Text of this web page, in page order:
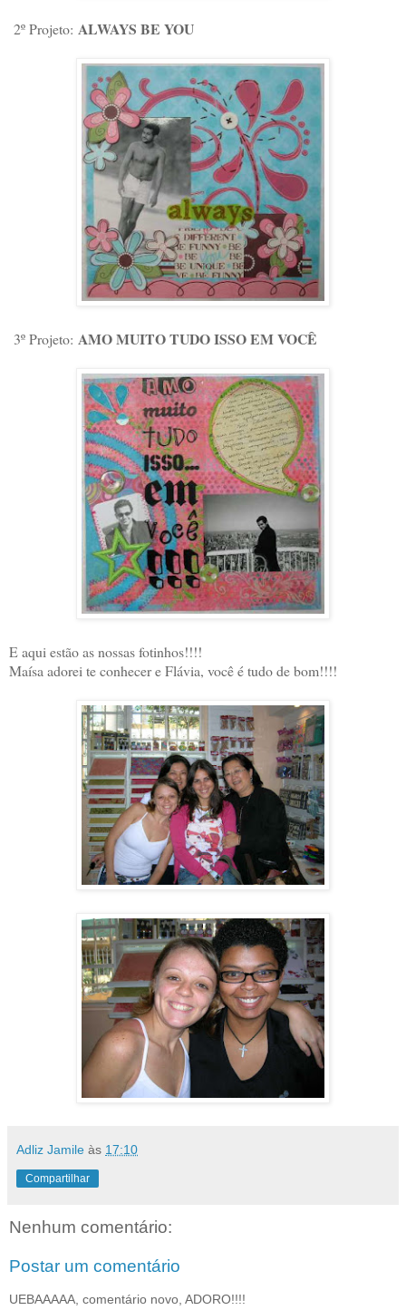
2º Projeto: ALWAYS BE YOU
3º Projeto: AMO MUITO TUDO ISSO EM VOCÊ
E aqui estão as nossas fotinhos!!!!
Maísa adorei te conhecer e Flávia, você é tudo de bom!!!!
Adliz Jamile às 17:10
Compartilhar
Nenhum comentário:
Postar um comentário
UEBAAAAA, comentário novo, ADORO!!!!